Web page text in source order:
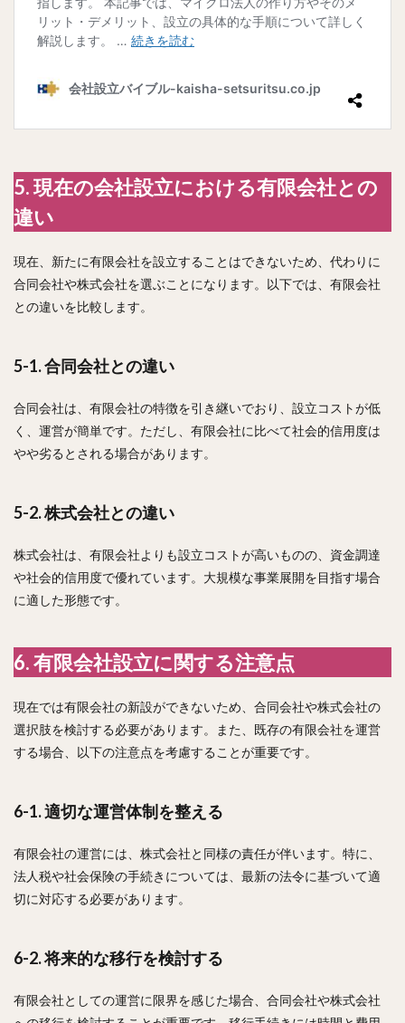
5. 現在の会社設立における有限会社との
違い
現在、新たに有限会社を設立することはできないため、代わりに
合同会社や株式会社を選ぶことになります。以下では、有限会社
との違いを比較します。
5-1. 合同会社との違い
合同会社は、有限会社の特徴を引き継いでおり、設立コストが低
く、運営が簡単です。ただし、有限会社に比べて社会的信用度は
やや劣るとされる場合があります。
5-2. 株式会社との違い
株式会社は、有限会社よりも設立コストが高いものの、資金調達
や社会的信用度で優れています。大規模な事業展開を目指す場合
に適した形態です。
6. 有限会社設立に関する注意点
現在では有限会社の新設ができないため、合同会社や株式会社の
選択肢を検討する必要があります。また、既存の有限会社を運営
する場合、以下の注意点を考慮することが重要です。
6-1. 適切な運営体制を整える
有限会社の運営には、株式会社と同様の責任が伴います。特に、
法人税や社会保険の手続きについては、最新の法令に基づいて適
切に対応する必要があります。
6-2. 将来的な移行を検討する
有限会社としての運営に限界を感じた場合、合同会社や株式会社